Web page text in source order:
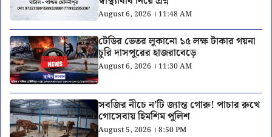
August 6, 2026 । 11:48 AM
টেডির ভেতর লুকানো ১৫ লক্ষ টাকার গয়না
চুরি দাসপুরের হাজরাবেড়ে
August 6, 2026 । 11:30 AM
সবজির নীচে ন’টি জ্যান্ত গোরু! পাচার রুখে
গোসেবায় হিমশিম পুলিশ
August 5, 2026 । 8:50 PM